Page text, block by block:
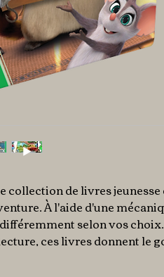
collection de livres jeunesse
À l'aide d'une
selon vos choix.
ces livres donnent le